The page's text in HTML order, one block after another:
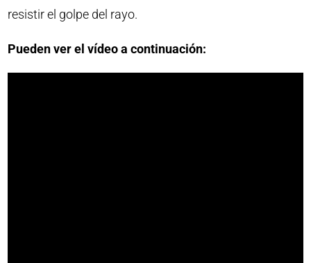
resistir el golpe del rayo.
Pueden ver el vídeo a continuación: